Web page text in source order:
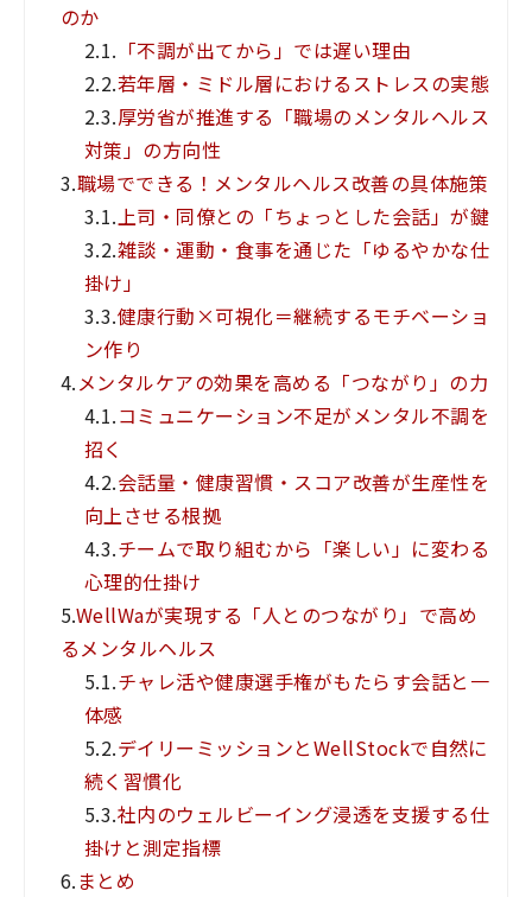
のか
2.1. 「不調が出てから」では遅い理由
2.2.若年層・ミドル層におけるストレスの実態
2.3.厚労省が推進する「職場のメンタルヘルス
対策」の方向性
3.職場でできる！メンタルヘルス改善の具体施策
3.1.上司・同僚との「ちょっとした会話」が鍵
3.2.雑談・運動・食事を通じた「ゆるやかな仕
掛け」
3.3.健康行動×可視化＝継続するモチベーショ
ン作り
4.メンタルケアの効果を高める「つながり」の力
4.1.コミュニケーション不足がメンタル不調を
招く
4.2.会話量・健康習慣・スコア改善が生産性を
向上させる根拠
4.3.チームで取り組むから「楽しい」に変わる
心理的仕掛け
5.WellWaが実現する「人とのつながり」で高め
るメンタルヘルス
5.1.チャレ活や健康選手権がもたらす会話と一
体感
5.2.デイリーミッションとWellStockで自然に
続く習慣化
5.3.社内のウェルビーイング浸透を支援する仕
掛けと測定指標
6. まとめ